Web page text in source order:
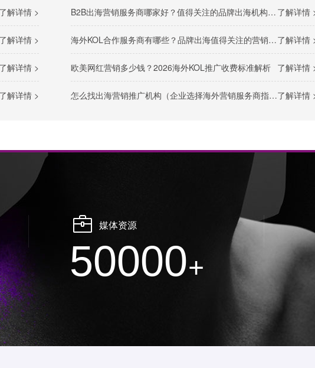
了解详情 > 了解详情
B2B出海营销服务商哪家好？值得关注的品牌出海机构推荐
了解详情 > 了解详情
海外KOL合作服务商有哪些？品牌出海值得关注的营销机构推荐
了解详情 > 了解详情
欧美网红营销多少钱？2026海外KOL推广收费标准解析
了解详情 > 了解详情
怎么找出海营销推广机构（企业选择海外营销服务商指南）
媒体资源
50000+